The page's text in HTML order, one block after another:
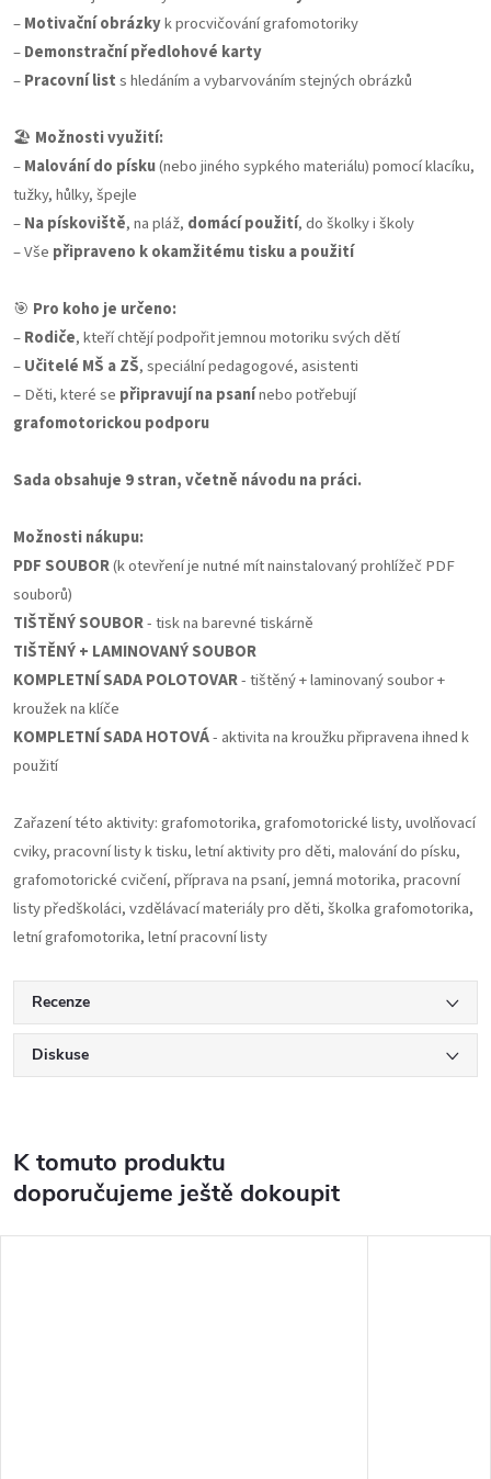
–Motivační obrázkyk procvičování grafomotoriky
–Demonstrační předlohové karty
–Pracovní lists hledáním a vybarvováním stejných obrázků
🏖️ Možnosti využití:
–Malování do písku(nebo jiného sypkého materiálu) pomocí klacíku,
tužky, hůlky, špejle
–Na pískoviště, na pláž, domácí použití, do školky i školy
– Vše připraveno k okamžitému tisku a použití
🎯 Pro koho je určeno:
–Rodiče, kteří chtějí podpořit jemnou motoriku svých dětí
–Učitelé MŠ a ZŠ, speciální pedagogové, asistenti
– Děti, které se připravují na psanínebo potřebují
grafomotorickou podporu
Sada obsahuje 9 stran, včetně návodu na práci.
Možnosti nákupu:
PDF SOUBOR(k otevření je nutné mít nainstalovaný prohlížeč PDF
souborů)
TIŠTĚNÝ SOUBOR- tisk na barevné tiskárně
TIŠTĚNÝ + LAMINOVANÝ SOUBOR
KOMPLETNÍ SADA POLOTOVAR- tištěný + laminovaný soubor +
kroužek na klíče
KOMPLETNÍ SADA HOTOVÁ- aktivita na kroužku připravena ihned k
použití
Zařazení této aktivity: grafomotorika, grafomotorické listy, uvolňovací
cviky, pracovní listy k tisku, letní aktivity pro děti, malování do písku,
grafomotorické cvičení, příprava na psaní, jemná motorika, pracovní
listy předškoláci, vzdělávací materiály pro děti, školka grafomotorika,
letní grafomotorika, letní pracovní listy
Recenze
Diskuse
K tomuto produktu
doporučujeme ještě dokoupit